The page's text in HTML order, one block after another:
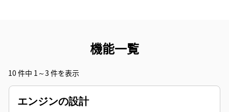
機能一覧
10 件中 1～3 件を表示
エンジンの設計